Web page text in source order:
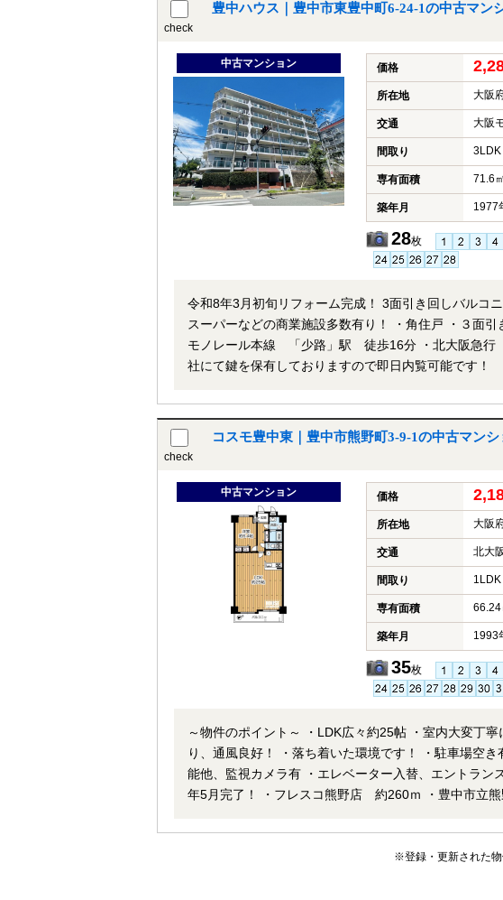
check
豊中ハウス｜豊中市東豊中町6-24-1の中古マン
中古マンション 価格
所在地 大阪
交通 大阪
間取り 3LDK
専有面積 71.6㎡
築年月 1977
28枚
令和8年3月初旬リフォーム完成！ 3面引き回しバルコニーのお部屋です！ ～物件の
スーパーなどの商業施設多数有り！ ・角住戸 ・３面引き廻し
モノレール本線 「少路」駅 徒歩16分 ・北大阪急
社にて鍵を保有しておりますので即日内覧可能です！
check
コスモ豊中東｜豊中市熊野町3-9-1の中古マンシ
中古マンション 価格
所在地 大阪
交通 北大
間取り 1LDK
専有面積 66.24
築年月 1993
35枚
～物件のポイント～ ・LDK広々約25帖 ・室内大変丁
り、通風良好！ ・落ち着いた環境です！ ・駐車場空
能他、監視カメラ有 ・エレベーター入替、エントラ
年5月完了！ ・フレスコ熊野店 約260ｍ ・豊中市立熊野田小学校 約1100ｍ ・豊中市立第十五中学校 約30ｍ
です！ 室内ゆっくりご内覧頂く事ができますので、
下さい。 また、近隣の物件資料等もご用意しており
※登録・更新された物